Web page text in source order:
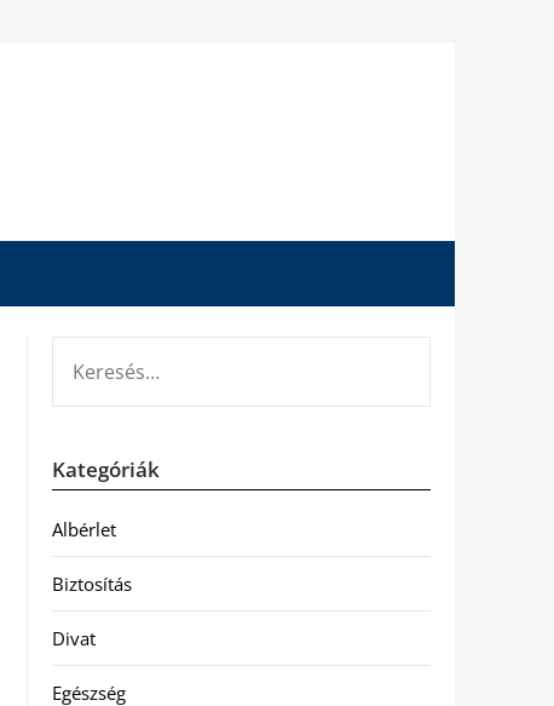
Kategóriák
Albérlet
Biztosítás
Divat
Egészség